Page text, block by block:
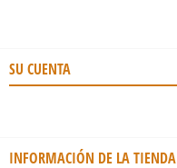
SU CUENTA
INFORMACIÓN DE LA TIENDA